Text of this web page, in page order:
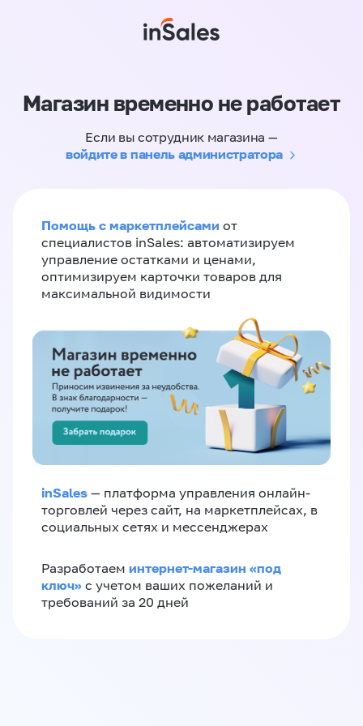
Магазин временно не работает
Если вы сотрудник магазина —
войдите в панель администратора
Помощь с маркетплейсами от
специалистов inSales: автоматизируем
управление остатками и ценами,
оптимизируем карточки товаров для
максимальной видимости
inSales — платформа управления онлайн-
торговлей через сайт, на маркетплейсах, в
социальных сетях и мессенджерах
Разработаем интернет-магазин «‎под
ключ»‎ с учетом ваших пожеланий и
требований за 20 дней